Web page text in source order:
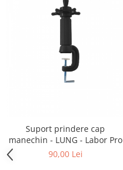
Suport prindere cap
manechin - LUNG - Labor Pro
90,00 Lei